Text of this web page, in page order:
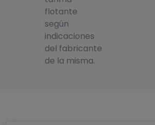
flotante
según
indicaciones
del fabricante
de la misma.